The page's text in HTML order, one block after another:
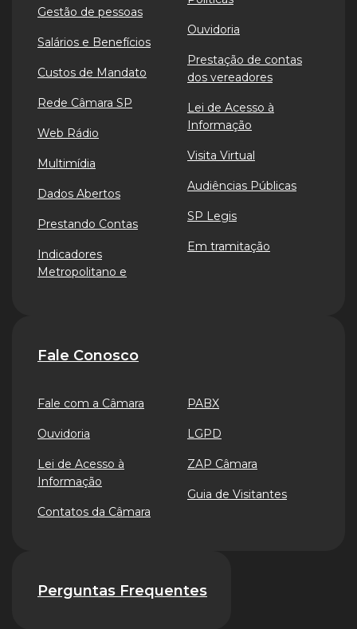
Gestão de pessoas
Salários e Benefícios
Custos de Mandato
Rede Câmara SP
Web Rádio
Multimídia
Dados Abertos
Prestando Contas
Indicadores
Metropolitano e
Ouvidoria
Prestação de contas
dos vereadores
Lei de Acesso à
Informação
Visita Virtual
Audiências Públicas
SP Legis
Em tramitação
Fale Conosco
Fale com a Câmara
Ouvidoria
Lei de Acesso à
Informação
Contatos da Câmara
PABX
LGPD
ZAP Câmara
Guia de Visitantes
Perguntas Frequentes